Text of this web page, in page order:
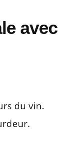
avec
du vin.